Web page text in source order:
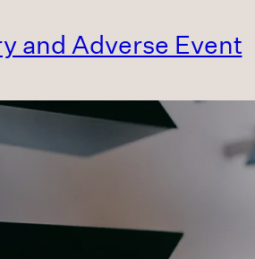
and Adverse Event